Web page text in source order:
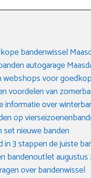
bandenwissel
autogarage
webshops voor
voordelen van
informatie over
op
set nieuwe banden
in 3 stappen de juiste
bandenoutlet
over bandenwissel